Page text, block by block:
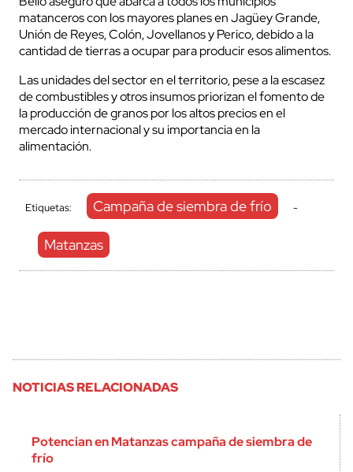
matanceros con los mayores planes en Jagüey Grande,
Unión de Reyes, Colón, Jovellanos y Perico, debido a la
cantidad de tierras a ocupar para producir esos alimentos.
Las unidades del sector en el territorio, pese a la escasez
de combustibles y otros insumos priorizan el fomento de
la producción de granos por los altos precios en el
mercado internacional y su importancia en la
alimentación.
Etiquetas: Campaña de siembra de frío -
Matanzas
NOTICIAS RELACIONADAS
Potencian en Matanzas campaña de siembra de
frío